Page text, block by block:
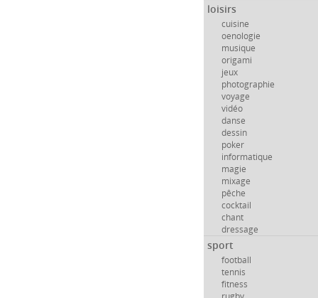
loisirs
cuisine
oenologie
musique
origami
jeux
photographie
voyage
vidéo
danse
dessin
poker
informatique
magie
mixage
pêche
cocktail
chant
dressage
sport
football
tennis
fitness